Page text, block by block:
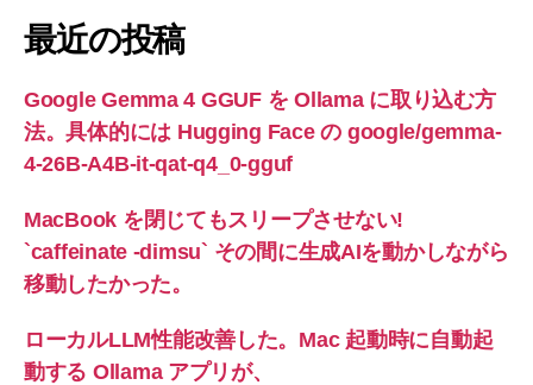
最近の投稿
Google Gemma 4 GGUF を Ollama に取り込む方
法。具体的には Hugging Face の google/gemma-
4-26B-A4B-it-qat-q4_0-gguf
MacBook を閉じてもスリープさせない!
`caffeinate -dimsu` その間に生成AIを動かしながら
移動したかった。
ローカルLLM性能改善した。Mac 起動時に自動起
動する Ollama アプリが、